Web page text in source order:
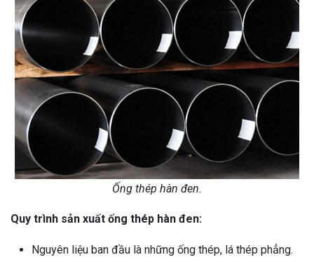
Ống thép hàn đen.
Quy trình sản xuất ống thép hàn đen:
Nguyên liệu ban đầu là những ống thép, lá thép phẳng.